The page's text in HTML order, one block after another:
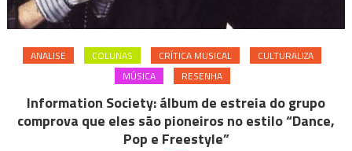
ANALISE COLUNAS CRÍTICA MUSICAL
CULTURALIZA
MÚSICA
RESENHA
Information Society: álbum de estreia do grupo
comprova que eles são pioneiros no estilo “Dance,
Pop e Freestyle”